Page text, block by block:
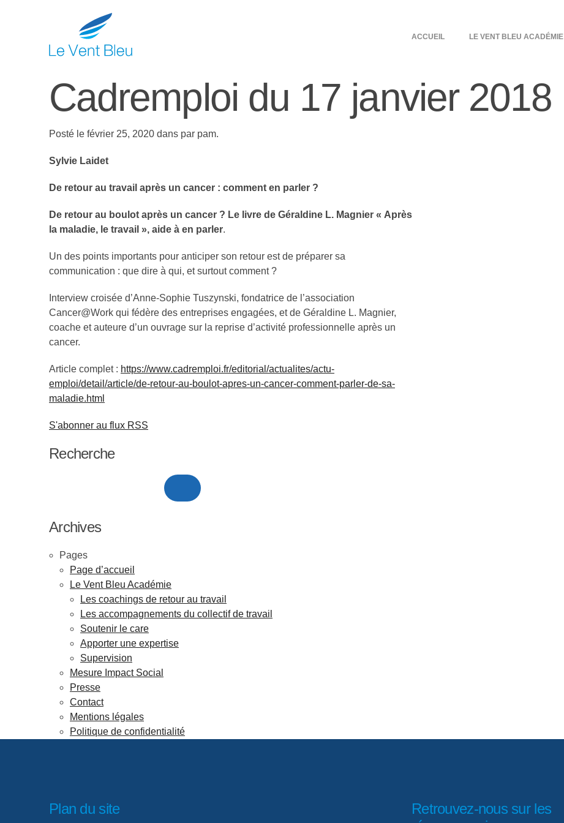
ACCUEIL LE VENT BLEU ACADÉMIE
Cadremploi du 17 janvier 2018
Posté le février 25, 2020 dans par pam.
Sylvie Laidet
De retour au travail après un cancer : comment en parler ?
De retour au boulot après un cancer ? Le livre de Géraldine L. Magnier « Après
la maladie, le travail », aide à en parler.
Un des points importants pour anticiper son retour est de préparer sa
communication : que dire à qui, et surtout comment ?
Interview croisée d’Anne-Sophie Tuszynski, fondatrice de l’association
Cancer@Work qui fédère des entreprises engagées, et de Géraldine L. Magnier,
coache et auteure d’un ouvrage sur la reprise d’activité professionnelle après un
cancer.
Article complet : https://www.cadremploi.fr/editorial/actualites/actu-
emploi/detail/article/de-retour-au-boulot-apres-un-cancer-comment-parler-de-sa-
maladie.html
S'abonner au flux RSS
Recherche
Archives
Pages
Page d’accueil
Le Vent Bleu Académie
Les coachings de retour au travail
Les accompagnements du collectif de travail
Soutenir le care
Apporter une expertise
Supervision
Mesure Impact Social
Presse
Contact
Mentions légales
Politique de confidentialité
Plan du site
Retrouvez-nous sur les